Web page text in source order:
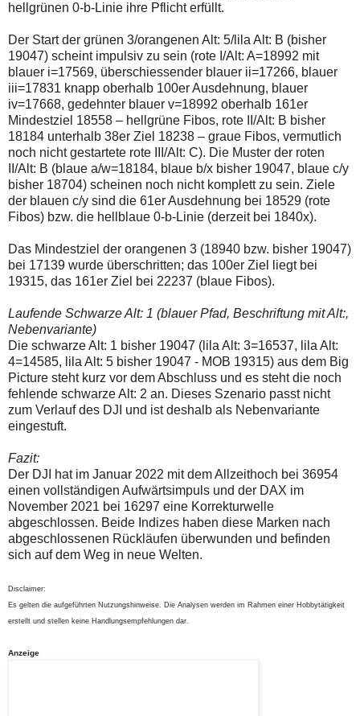
hellgrünen 0-b-Linie ihre Pflicht erfüllt.
Der Start der grünen 3/orangenen Alt: 5/lila Alt: B (bisher
19047) scheint impulsiv zu sein (rote I/Alt: A=18992 mit
blauer i=17569, überschiessender blauer ii=17266, blauer
iii=17831 knapp oberhalb 100er Ausdehnung, blauer
iv=17668, gedehnter blauer v=18992 oberhalb 161er
Mindestziel 18558 – hellgrüne Fibos, rote II/Alt: B bisher
18184 unterhalb 38er Ziel 18238 – graue Fibos, vermutlich
noch nicht gestartete rote III/Alt: C). Die Muster der roten
II/Alt: B (blaue a/w=18184, blaue b/x bisher 19047, blaue c/y
bisher 18704) scheinen noch nicht komplett zu sein. Ziele
der blauen c/y sind die 61er Ausdehnung bei 18529 (rote
Fibos) bzw. die hellblaue 0-b-Linie (derzeit bei 1840x).
Das Mindestziel der orangenen 3 (18940 bzw. bisher 19047)
bei 17139 wurde überschritten; das 100er Ziel liegt bei
19315, das 161er Ziel bei 22237 (blaue Fibos).
Laufende Schwarze Alt: 1 (blauer Pfad, Beschriftung mit Alt:,
Nebenvariante)
Die schwarze Alt: 1 bisher 19047 (lila Alt: 3=16537, lila Alt:
4=14585, lila Alt: 5 bisher 19047 - MOB 19315) aus dem Big
Picture steht kurz vor dem Abschluss und es steht die noch
fehlende schwarze Alt: 2 an. Dieses Szenario passt nicht
zum Verlauf des DJI und ist deshalb als Nebenvariante
eingestuft.
Fazit:
Der DJI hat im Januar 2022 mit dem Allzeithoch bei 36954
einen vollständigen Aufwärtsimpuls und der DAX im
November 2021 bei 16297 eine Korrekturwelle
abgeschlossen. Beide Indizes haben diese Marken nach
abgeschlossenen Rückläufen überwunden und befinden
sich auf dem Weg in neue Welten.
Disclaimer:
Es gelten die aufgeführten Nutzungshinweise. Die Analysen werden im Rahmen einer Hobbytätigkeit
erstellt und stellen keine Handlungsempfehlungen dar.
Anzeige